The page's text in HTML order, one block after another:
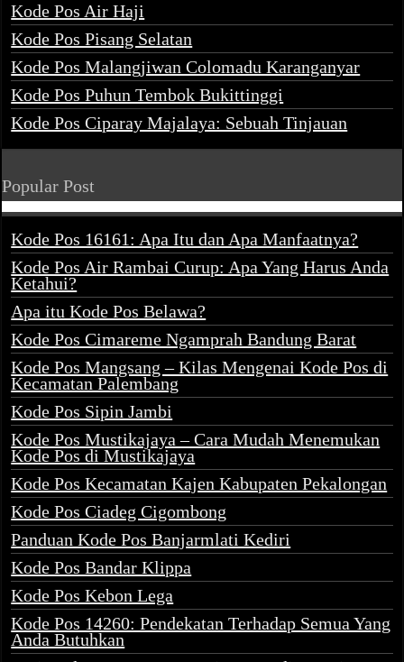
Kode Pos Air Haji
Kode Pos Pisang Selatan
Kode Pos Malangjiwan Colomadu Karanganyar
Kode Pos Puhun Tembok Bukittinggi
Kode Pos Ciparay Majalaya: Sebuah Tinjauan
Popular Post
Kode Pos 16161: Apa Itu dan Apa Manfaatnya?
Kode Pos Air Rambai Curup: Apa Yang Harus Anda
Ketahui?
Apa itu Kode Pos Belawa?
Kode Pos Cimareme Ngamprah Bandung Barat
Kode Pos Mangsang – Kilas Mengenai Kode Pos di
Kecamatan Palembang
Kode Pos Sipin Jambi
Kode Pos Mustikajaya – Cara Mudah Menemukan
Kode Pos di Mustikajaya
Kode Pos Kecamatan Kajen Kabupaten Pekalongan
Kode Pos Ciadeg Cigombong
Panduan Kode Pos Banjarmlati Kediri
Kode Pos Bandar Klippa
Kode Pos Kebon Lega
Kode Pos 14260: Pendekatan Terhadap Semua Yang
Anda Butuhkan